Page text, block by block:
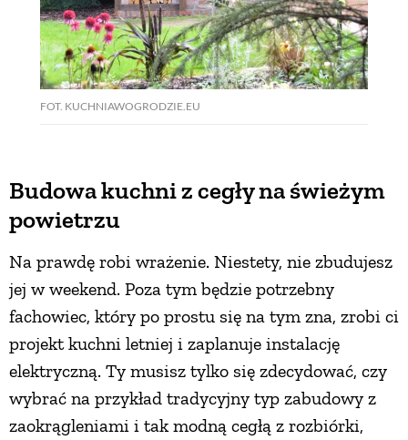
FOT. KUCHNIAWOGRODZIE.EU
Budowa kuchni z cegły na świeżym
powietrzu
Na prawdę robi wrażenie. Niestety, nie zbudujesz
jej w weekend. Poza tym będzie potrzebny
fachowiec, który po prostu się na tym zna, zrobi ci
projekt kuchni letniej i zaplanuje instalację
elektryczną. Ty musisz tylko się zdecydować, czy
wybrać na przykład tradycyjny typ zabudowy z
zaokrągleniami i tak modną cegłą z rozbiórki,